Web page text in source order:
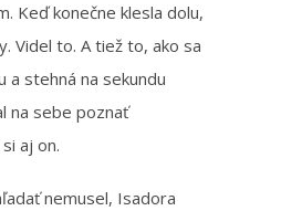
Keď konečne klesla dolu,
Videl to. A tiež to, ako sa
a stehná na sekundu
na sebe poznať
aj on.
nemusel, Isadora